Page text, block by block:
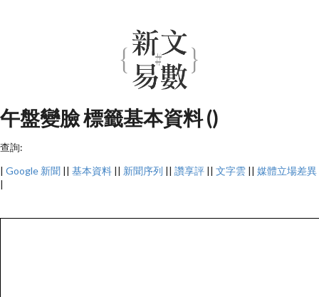
午盤變臉 標籤基本資料 ()
查詢:
| Google 新聞 || 基本資料 || 新聞序列 || 讚享評 || 文字雲 || 媒體立場差異
|